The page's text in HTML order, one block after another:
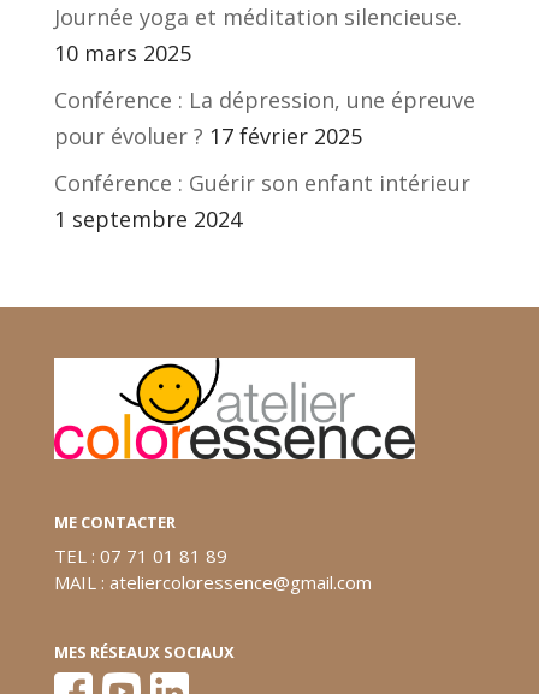
Journée yoga et méditation silencieuse.
10 mars 2025
Conférence : La dépression, une épreuve
pour évoluer ? 17 février 2025
Conférence : Guérir son enfant intérieur
1 septembre 2024
ME CONTACTER
TEL : 07 71 01 81 89
MAIL : ateliercoloressence@gmail.com
MES RÉSEAUX SOCIAUX